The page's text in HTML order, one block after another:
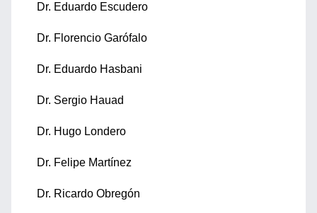
Dr. Eduardo Escudero
Dr. Florencio Garófalo
Dr. Eduardo Hasbani
Dr. Sergio Hauad
Dr. Hugo Londero
Dr. Felipe Martínez
Dr. Ricardo Obregón